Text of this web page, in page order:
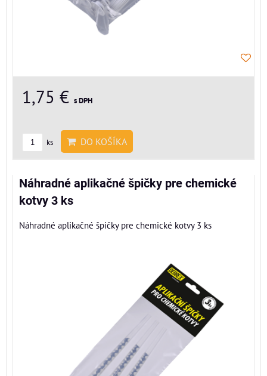
1,75 € s DPH
ks DO KOŠÍKA
Náhradné aplikačné špičky pre chemické
kotvy 3 ks
Náhradné aplikačné špičky pre chemické kotvy 3 ks